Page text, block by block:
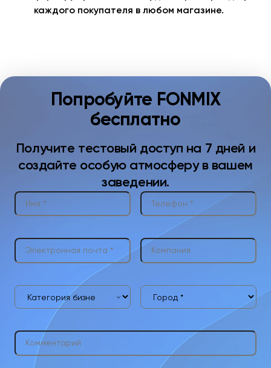
каждого покупателя в любом магазине.
Попробуйте FONMIX
бесплатно
Получите тестовый доступ на 7 дней и
создайте особую атмосферу в вашем
заведении.